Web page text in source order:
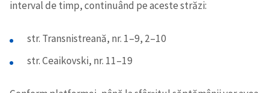
interval de timp, continuând pe aceste străzi:
str. Transnistreană, nr. 1–9, 2–10
str. Ceaikovski, nr. 11–19